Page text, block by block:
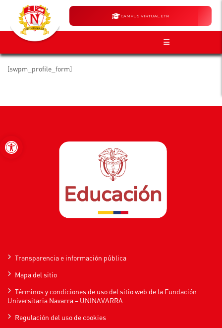
Abrir barra de herramientas
CAMPUS VIRTUAL ETR
[swpm_profile_form]
Transparencia e información pública
Mapa del sitio
Términos y condiciones de uso del sitio web de la Fundación
Universitaria Navarra – UNINAVARRA
Regulación del uso de cookies